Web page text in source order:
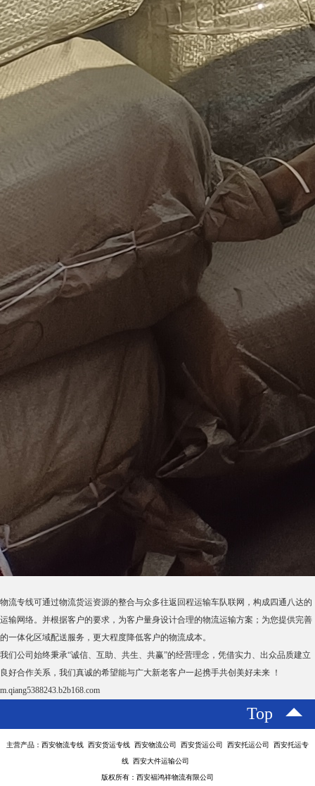
物流专线可通过物流货运资源的整合与众多往返回程运输车队联网，构成四通八达的
运输网络。并根据客户的要求，为客户量身设计合理的物流运输方案；为您提供完善
的一体化区域配送服务，更大程度降低客户的物流成本。
我们公司始终秉承“诚信、互助、共生、共赢”的经营理念，凭借实力、出众品质建立
良好合作关系，我们真诚的希望能与广大新老客户一起携手共创美好未来 ！
m.qiang5388243.b2b168.com
Top
主营产品：西安物流专线 西安货运专线 西安物流公司 西安货运公司 西安托运公司 西安托运专
线 西安大件运输公司
版权所有：西安福鸿祥物流有限公司